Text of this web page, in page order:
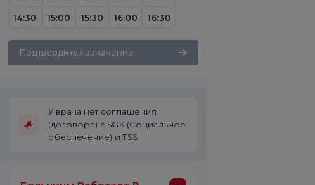
14:30 15:00 15:30 16:00 16:30
Подтвердить назначение
У врача нет соглашения
(договора) с SGK (Социальное
обеспечение) и TSS.